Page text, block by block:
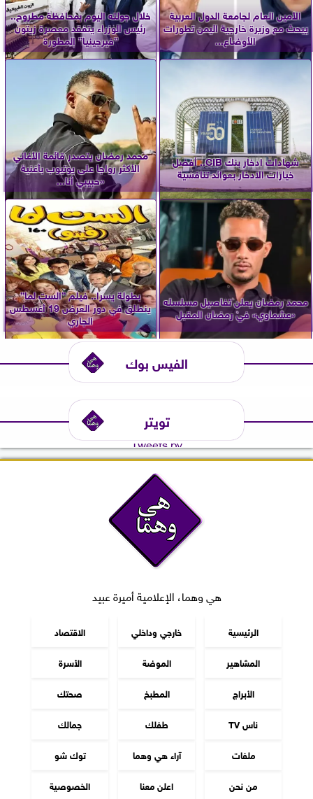
الأمين العام لجامعة الدول العربية
يبحث مع وزيرة خارجية اليمن تطورات
الأوضاع...
خلال جولته اليوم بمحافظة مطروح..
رئيس الوزراء يتفقد معصرة زيتون
”فيرجينيا” المطورة
شهادات ادخار بنك CIB.. أفضل
خيارات الادخار بعوائد تنافسية
محمد رمضان يتصدر قائمة الأغاني
الأكثر رواجا على يوتيوب بأغنية
«حبيبي أنا...
محمد رمضان يعلن تفاصيل مسلسله
«عشماوي» في رمضان المقبل
بطولة يسرا.. فيلم ”الست لما”
ينطلق في دور العرض 19 أغسطس
الجاري
الفيس بوك
تويتر
Tweets by
هي وهما، الإعلامية أميرة عبيد
الرئيسية خارجي وداخلي
الاقتصاد
المشاهير
الموضة
الأسرة
الأبراج
المطبخ
صحتك
ناس TV
طفلك
جمالك
ملفات
آراء هي وهما
توك شو
من نحن
اعلن معنا الخصوصية